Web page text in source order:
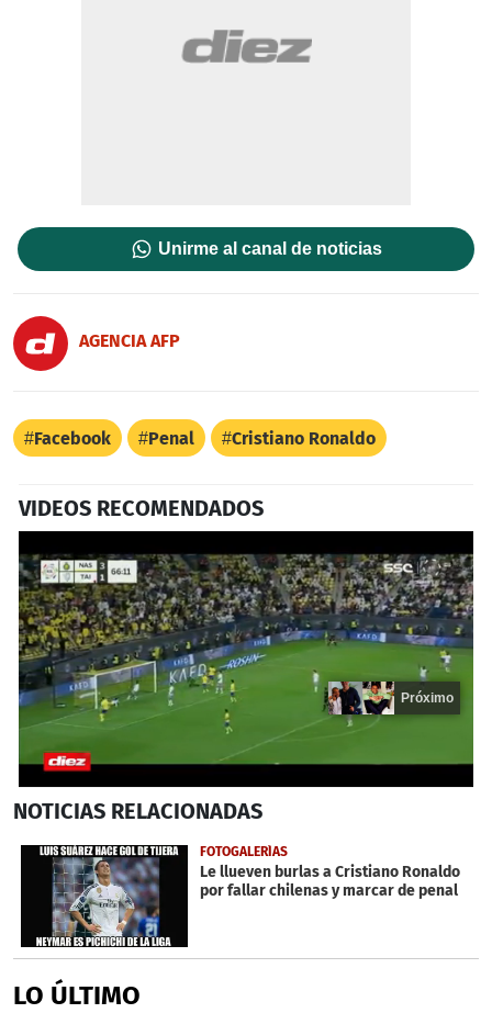
Unirme al canal de noticias
AGENCIA AFP
Facebook Penal Cristiano Ronaldo
VIDEOS RECOMENDADOS
seconds
16
seconds
Próximo
NOTICIAS RELACIONADAS
FOTOGALERÍAS
Le llueven burlas a Cristiano Ronaldo
por fallar chilenas y marcar de penal
LO ÚLTIMO